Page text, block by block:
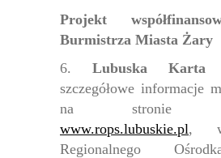
Projekt
Burmistrza Miasta Żary
6. Lubuska Karta
szczegółowe informacje
na stronie
www.rops.lubuskie.pl, w
Regionalnego